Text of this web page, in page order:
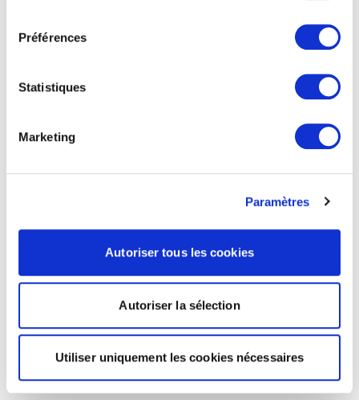
Préférences
Statistiques
Marketing
Paramètres
Autoriser tous les cookies
Autoriser la sélection
Utiliser uniquement les cookies nécessaires